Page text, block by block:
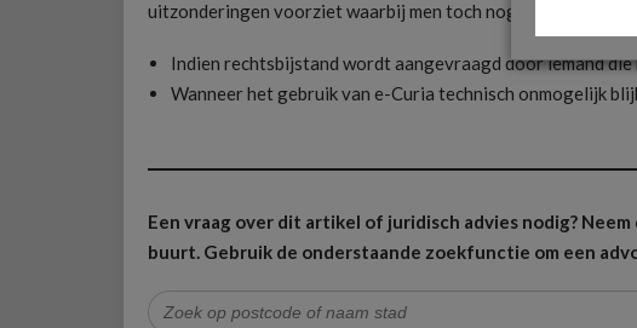
uitzonderingen voorziet waarbij men toch nog op papier kan
Indien rechtsbijstand wordt aangevraagd door iemand
Wanneer het gebruik van e-Curia technisch onmogelijk
Een vraag over dit artikel of juridisch advies nodig?
buurt. Gebruik de onderstaande zoekfunctie om een
Zoek
naar: